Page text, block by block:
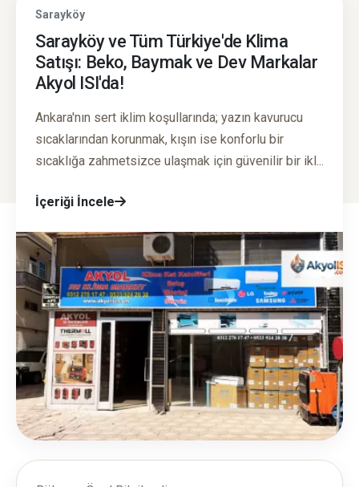
Sarayköy
Sarayköy ve Tüm Türkiye'de Klima
Satışı: Beko, Baymak ve Dev Markalar
Akyol ISI'da!
Ankara'nın sert iklim koşullarında; yazın kavurucu
sıcaklarından korunmak, kışın ise konforlu bir
sıcaklığa zahmetsizce ulaşmak için güvenilir bir ikl...
İçeriği İncele